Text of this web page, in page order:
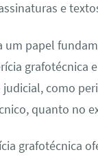
e
um papel
grafotécnica
como
quanto no
grafotécnica